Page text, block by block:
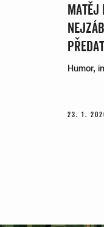
MATĚJ
Humor,
23. 1.